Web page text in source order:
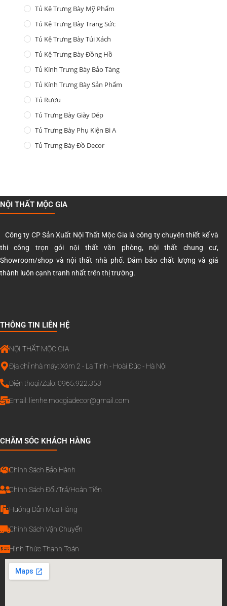
Tủ Kệ Trưng Bày Mỹ Phẩm
Tủ Kệ Trưng Bày Trang Sức
Tủ Kệ Trưng Bày Túi Xách
Tủ Kệ Trưng Bày Đồng Hồ
Tủ Kính Trưng Bày Bảo Tàng
Tủ Kính Trưng Bày Sản Phẩm
Tủ Rượu
Tủ Trưng Bày Giày Dép
Tủ Trưng Bày Phụ Kiện Bi A
Tủ Trưng Bày Đồ Decor
NỘI THẤT MỘC GIA
Công ty CP Sản Xuất Nội Thất Mộc Gia là công ty chuyên thiết kế và
thi công trọn gói nội thất văn phòng, nội thất chung cư,
Showroom/shop và nội thất nhà phố. Đảm bảo chất lượng và giá
thành luôn cạnh tranh nhất trên thị trường.
THÔNG TIN LIÊN HỆ
NỘI THẤT MỘC GIA
Địa chỉ nhà máy: Xóm 2 - La Tinh - Hoài Đức - Hà Nội
Điện thoại/Zalo: 0965.922.353
Email: lienhe.mocgiadecor@gmail.com
CHĂM SÓC KHÁCH HÀNG
Chính Sách Bảo Hành
Chính Sách Đổi/Trả/Hoàn Tiền
Hướng Dẫn Mua Hàng
Chính Sách Vận Chuyển
Hình Thức Thanh Toán